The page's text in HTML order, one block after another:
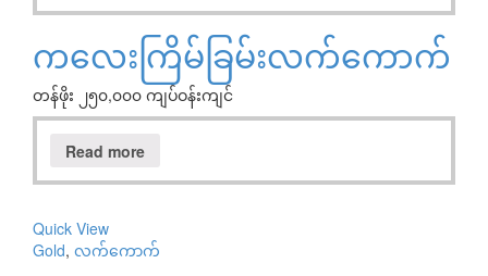
ကလေးကြိမ်ခြမ်းလက်ကောက်
တန်ဖိုး ၂၅၀,၀၀၀ ကျပ်ဝန်းကျင်
Read more
Quick View
Gold, လက်ကောက်